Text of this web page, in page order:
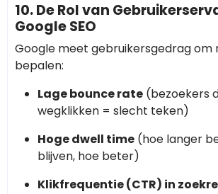
10. De Rol van
Google SEO
Google meet gebruikersgedrag om
bepalen:
Lage bounce rate (bezoekers
wegklikken = slecht teken)
Hoge dwell time (hoe langer
blijven, hoe beter)
Klikfrequentie (CTR) in